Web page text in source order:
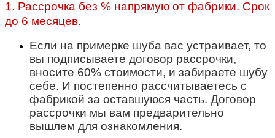
1. Рассрочка без % напрямую от фабрики. Срок
до 6 месяцев.
Если на примерке шуба вас устраивает, то
вы подписываете договор рассрочки,
вносите 60% стоимости, и забираете шубу
себе. И постепенно рассчитываетесь с
фабрикой за оставшуюся часть. Договор
рассрочки мы вам предварительно
вышлем для ознакомления.